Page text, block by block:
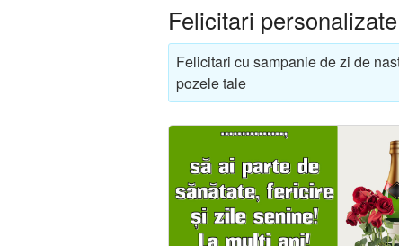
Felicitari
Felicitari cu sampanie de zi de
pozele tale